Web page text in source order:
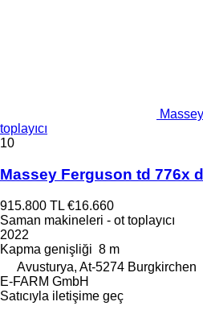
toplayıcı
10
Massey Ferguson td 776x
915.800 TL €16.660
Saman makineleri - ot toplayıcı
2022
Kapma genişliği 8 m
Avusturya, At-5274 Burgkirchen
E-FARM GmbH
Satıcıyla iletişime geç